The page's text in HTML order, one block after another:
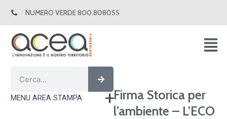
NUMERO VERDE 800.808055
Cerca
MENU AREA STAMPA
Firma Storica per
l’ambiente – L’ECO